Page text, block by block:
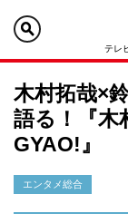
テレ
木村拓哉×
語る！『
GYAO!』
エンタメ総合